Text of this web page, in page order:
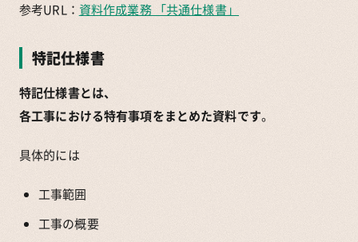
参考URL： 資料作成業務 「共通仕様書」
特記仕様書
特記仕様書とは、
各工事における特有事項をまとめた資料です。
具体的には
工事範囲
工事の概要